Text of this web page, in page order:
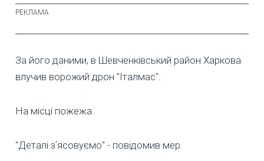
За його даними, в Шевченківський район Харкова
влучив ворожий дрон "Італмас".
На місці пожежа.
"Деталі зʼясовуємо" - повідомив мер.